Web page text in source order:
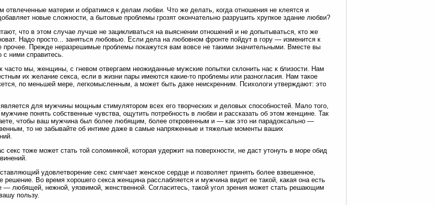
отвлеченные материи и обратимся к делам любви. Что же делать, когда отношения не клеятся и
новые сложности, а бытовые проблемы грозят окончательно разрушить хрупкое здание любви?
что в этом случае лучше не зацикливаться на выяснении отношений и не допытываться, кто же
Надо просто... заняться любовью. Если дела на любовном фронте пойдут в гору — изменится к
прочее. Прежде неразрешимые проблемы покажутся вам вовсе не такими значительными. Вместе вы
с ними справитесь.
часто мы, женщины, с гневом отвергаем неожиданные мужские попытки склонить нас к близости. Нам
их желание секса, если в жизни пары имеются какие-то проблемы или разногласия. Нам такое
по меньшей мере, легкомысленным, а может быть даже неискренним. Психологи утверждают: это
для мужчины мощным стимулятором всех его творческих и деловых способностей. Мало того,
мужчине понять собственные чувства, ощутить потребность в любви и рассказать об этом женщине. Так
чтобы ваш мужчина был более любящим, более откровенным и — как это ни парадоксально —
то не забывайте об интиме даже в самые напряженные и тяжелые моменты ваших
секс тоже может стать той соломинкой, которая удержит на поверхности, не даст утонуть в море обид
удовлетворение секс смягчает женское сердце и позволяет принять более взвешенное,
решение. Во время хорошего секса женщина расслабляется и мужчина видит ее такой, какая она есть
— любящей, нежной, уязвимой, женственной. Согласитесь, такой угол зрения может стать решающим
пользу.